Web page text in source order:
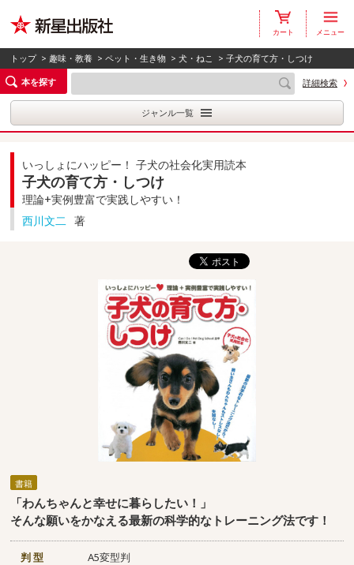
カート メニュー
トップ >趣味・教養 >ペット・生き物 >犬・ねこ > 子犬の育て方・しつけ
本を探す
詳細検索
ジャンル一覧
いっしょにハッピー！ 子犬の社会化実用読本
子犬の育て方・しつけ
理論+実例豊富で実践しやすい！
西川文二 著
書籍
「わんちゃんと幸せに暮らしたい！」
そんな願いをかなえる最新の科学的なトレーニング法です！
判 型
A5変型判